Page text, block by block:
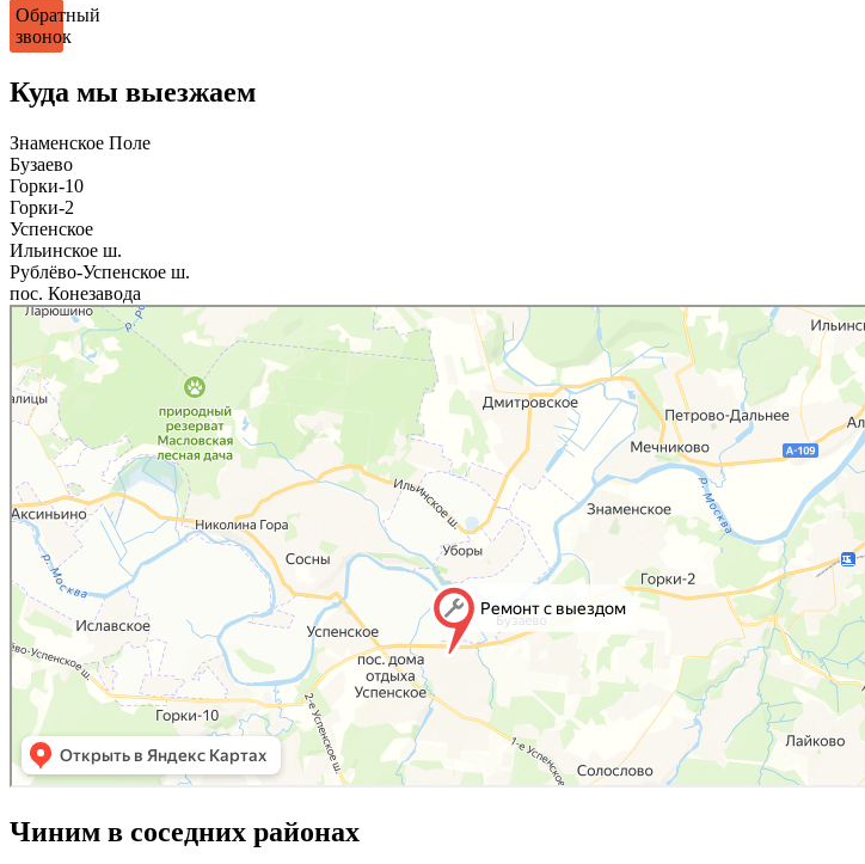
Обратный
звонок
Куда мы выезжаем
Знаменское Поле
Бузаево
Горки-10
Горки-2
Успенское
Ильинское ш.
Рублёво-Успенское ш.
пос. Конезавода
Чиним в соседних районах